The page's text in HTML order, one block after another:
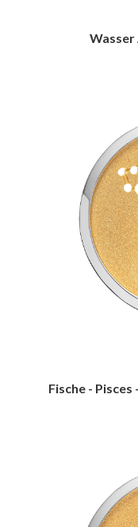
Wasser
Fische -